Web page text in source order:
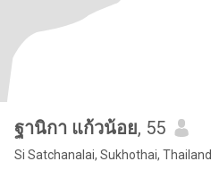
ฐานิกา แก้วน้อย, 55
Si Satchanalai, Sukhothai, Thailand